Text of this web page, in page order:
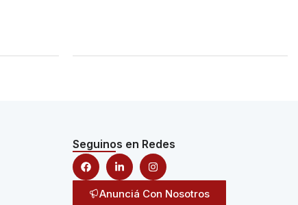
Seguinos en Redes
Anunciá Con Nosotros